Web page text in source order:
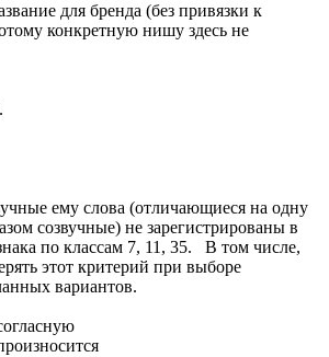
для бренда (без привязки к
конкретную нишу здесь не
ему слова (отличающиеся на одну
созвучные) не зарегистрированы в
по классам 7, 11, 35. В том числе,
этот критерий при выборе
вариантов.